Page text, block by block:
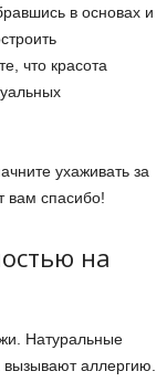
в основах и
что красота
ухаживать за
вам спасибо!
на
Натуральные
аллергию.